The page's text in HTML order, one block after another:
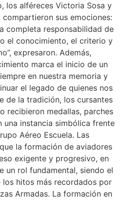
los alféreces Victoria Sosa y
sus emociones:
completa responsabilidad de
el conocimiento, el criterio y
expresaron. Además,
marca el inicio de un
en nuestra memoria y
el legado de quienes nos
de la tradición, los cursantes
recibieron medallas, parches
una instancia simbólica frente
Aéreo Escuela. Las
la formación de aviadores
exigente y progresivo, en
un rol fundamental, siendo el
hitos más recordados por
Armadas. La formación en